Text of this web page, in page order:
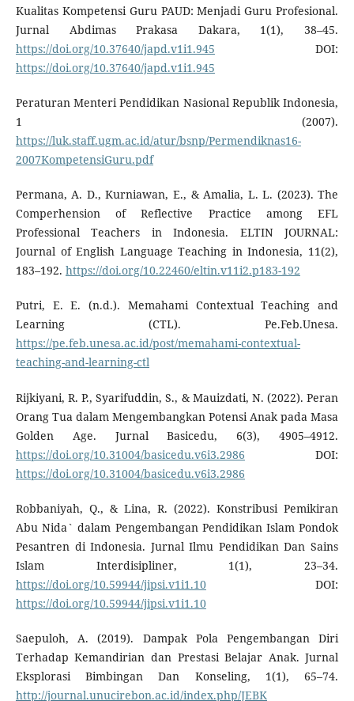
Kualitas Kompetensi Guru PAUD: Menjadi Guru Profesional.
Jurnal Abdimas Prakasa Dakara, 1(1), 38–45.
https://doi.org/10.37640/japd.v1i1.945 DOI:
https://doi.org/10.37640/japd.v1i1.945
Peraturan Menteri Pendidikan Nasional Republik Indonesia,
1 (2007).
https://luk.staff.ugm.ac.id/atur/bsnp/Permendiknas16-
2007KompetensiGuru.pdf
Permana, A. D., Kurniawan, E., & Amalia, L. L. (2023). The
Comperhension of Reflective Practice among EFL
Professional Teachers in Indonesia. ELTIN JOURNAL:
Journal of English Language Teaching in Indonesia, 11(2),
183–192. https://doi.org/10.22460/eltin.v11i2.p183-192
Putri, E. E. (n.d.). Memahami Contextual Teaching and
Learning (CTL). Pe.Feb.Unesa.
https://pe.feb.unesa.ac.id/post/memahami-contextual-
teaching-and-learning-ctl
Rijkiyani, R. P., Syarifuddin, S., & Mauizdati, N. (2022). Peran
Orang Tua dalam Mengembangkan Potensi Anak pada Masa
Golden Age. Jurnal Basicedu, 6(3), 4905–4912.
https://doi.org/10.31004/basicedu.v6i3.2986 DOI:
https://doi.org/10.31004/basicedu.v6i3.2986
Robbaniyah, Q., & Lina, R. (2022). Konstribusi Pemikiran
Abu Nida` dalam Pengembangan Pendidikan Islam Pondok
Pesantren di Indonesia. Jurnal Ilmu Pendidikan Dan Sains
Islam Interdisipliner, 1(1), 23–34.
https://doi.org/10.59944/jipsi.v1i1.10DOI:
https://doi.org/10.59944/jipsi.v1i1.10
Saepuloh, A. (2019). Dampak Pola Pengembangan Diri
Terhadap Kemandirian dan Prestasi Belajar Anak. Jurnal
Eksplorasi Bimbingan Dan Konseling, 1(1), 65–74.
http://journal.unucirebon.ac.id/index.php/JEBK